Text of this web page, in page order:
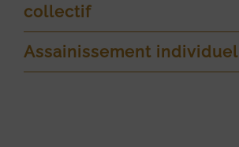
collectif
Assainissement individuel